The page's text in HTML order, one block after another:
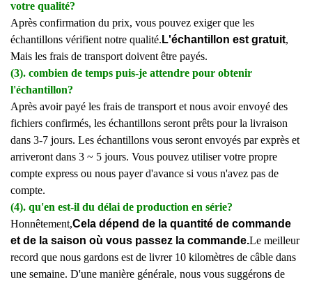
votre qualité?
Après confirmation du prix, vous pouvez exiger que les
échantillons vérifient notre qualité. L'échantillon est gratuit,
Mais les frais de transport doivent être payés.
(3). combien de temps puis-je attendre pour obtenir
l'échantillon?
Après avoir payé les frais de transport et nous avoir envoyé des
fichiers confirmés, les échantillons seront prêts pour la livraison
dans 3-7 jours. Les échantillons vous seront envoyés par exprès et
arriveront dans 3 ~ 5 jours. Vous pouvez utiliser votre propre
compte express ou nous payer d'avance si vous n'avez pas de
compte.
(4). qu'en est-il du délai de production en série?
Honnêtement,Cela dépend de la quantité de commande
et de la saison où vous passez la commande.Le meilleur
record que nous gardons est de livrer 10 kilomètres de câble dans
une semaine. D'une manière générale, nous vous suggérons de